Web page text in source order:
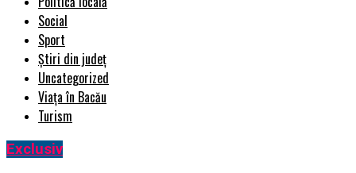
Social
Sport
Știri din județ
Uncategorized
Viața în Bacău
Turism
Exclusiv